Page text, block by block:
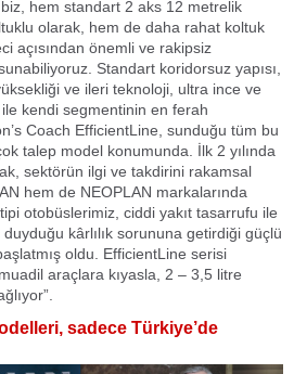
hem standart 2 aks 12 metrelik
olarak, hem de daha rahat koltuk
açısından önemli ve rakipsiz
Standart koridorsuz yapısı,
ve ileri teknoloji, ultra ince ve
kendi segmentinin en ferah
Coach EfficientLine, sunduğu tüm bu
talep model konumunda. İlk 2 yılında
sektörün ilgi ve takdirini rakamsal
hem de NEOPLAN markalarında
otobüslerimiz, ciddi yakıt tasarrufu ile
kârlılık sorununa getirdiği güçlü
oldu. EfficientLine serisi
araçlara kıyasla, 2 – 3,5 litre
sadece Türkiye’de